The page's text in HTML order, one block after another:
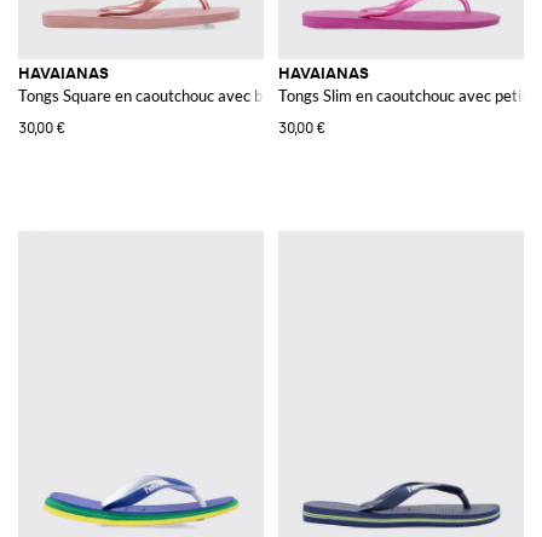
HAVAIANAS
Tongs Square en caoutchouc avec bout carré et talon bas
30,00 €
HAVAIANAS
Tongs Slim en caoutchouc avec petit
30,00 €